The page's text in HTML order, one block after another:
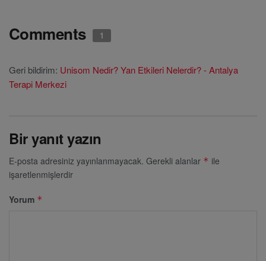
Comments 1
Geri bildirim: Unisom Nedir? Yan Etkileri Nelerdir? - Antalya
Terapi Merkezi
Bir yanıt yazın
E-posta adresiniz yayınlanmayacak. Gerekli alanlar * ile
işaretlenmişlerdir
Yorum *